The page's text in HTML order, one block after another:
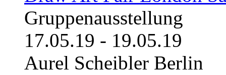
Gruppenausstellung
17.05.19 - 19.05.19
Aurel Scheibler Berlin